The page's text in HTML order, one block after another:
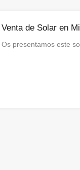
Venta de Solar en
Os presentamos este